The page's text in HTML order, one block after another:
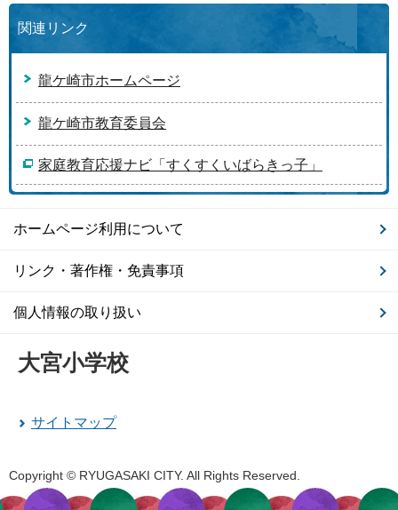
関連リンク
龍ケ崎市ホームページ
龍ケ崎市教育委員会
家庭教育応援ナビ「すくすくいばらきっ子」
ホームページ利用について
リンク・著作権・免責事項
個人情報の取り扱い
大宮小学校
サイトマップ
Copyright © RYUGASAKI CITY. All Rights Reserved.